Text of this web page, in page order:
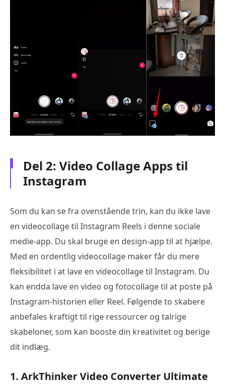
Del 2: Video Collage Apps til
Instagram
Som du kan se fra ovenstående trin, kan du ikke lave
en videocollage til Instagram Reels i denne sociale
medie-app. Du skal bruge en design-app til at hjælpe.
Med en ordentlig videocollage maker får du mere
fleksibilitet i at lave en videocollage til Instagram. Du
kan endda lave en video og fotocollage til at poste på
Instagram-historien eller Reel. Følgende to skabere
anbefales kraftigt til rige ressourcer og talrige
skabeloner, som kan booste din kreativitet og berige
dit indlæg.
1. ArkThinker Video Converter Ultimate